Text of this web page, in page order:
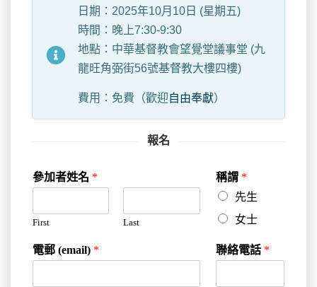
日期：2025年10月10日 (星期五)
時間：晚上7:30-9:30
地點：中華基督教會望覺堂議事堂 (九
龍旺角弼街56號基督教大樓四樓)
費用：免費（歡迎自由奉獻）
報名
參加者姓名 *
First Last
稱謂 *
先生
女士
電郵 (email) * 聯絡電話 *